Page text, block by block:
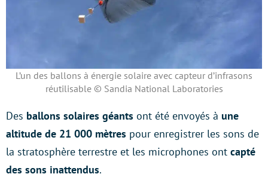
L’un des ballons à énergie solaire avec capteur d’infrasons
réutilisable © Sandia National Laboratories
Des ballons solaires géants ont été envoyés à une
altitude de 21 000 mètres pour enregistrer les sons de
la stratosphère terrestre et les microphones ont capté
des sons inattendus.